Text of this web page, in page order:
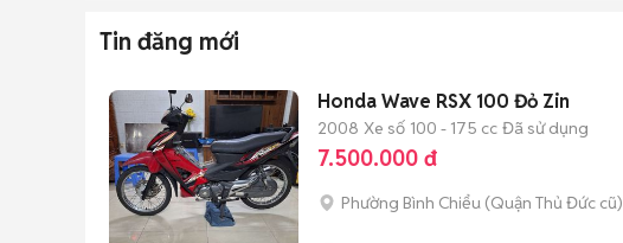
Tin đăng mới
Honda Wave RSX 100 Đỏ Zin
2008 Xe số 100 - 175 cc Đã sử dụng
7.500.000 đ
Phường Bình Chiểu (Quận Thủ Đức cũ)